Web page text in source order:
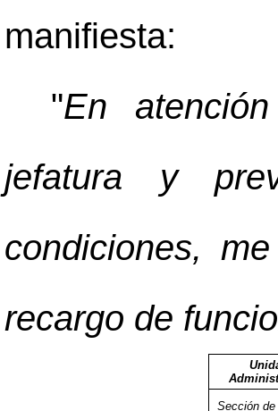
manifiesta:
"En
jefatura y
condiciones,
recargo de
Sección de